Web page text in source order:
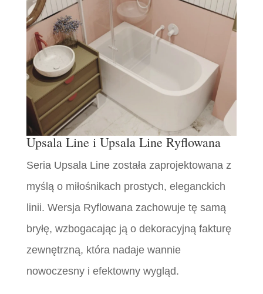
Upsala Line i Upsala Line Ryflowana
Seria Upsala Line została zaprojektowana z
myślą o miłośnikach prostych, eleganckich
linii. Wersja Ryflowana zachowuje tę samą
bryłę, wzbogacając ją o dekoracyjną fakturę
zewnętrzną, która nadaje wannie
nowoczesny i efektowny wygląd.